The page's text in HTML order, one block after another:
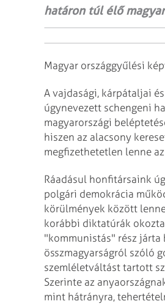
határon túl élő
Magyar országgyűlési
A vajdasági, kárpátaljai
úgynevezett schengeni
magyarországi
hiszen az alacsony
megfizethetetlen lenne
Ráadásul honfitársaink
polgári demokrácia
körülmények között
korábbi diktatúrák
"kommunistás" rész
összmagyarságról szóló
szemléletváltást tartott
Szerinte az
mint hátrányra,